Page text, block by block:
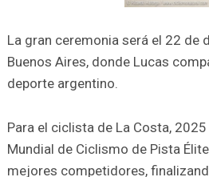
La gran ceremonia será el 22 de
Buenos Aires, donde Lucas
deporte argentino.
Para el ciclista de La Costa,
Mundial de Ciclismo de Pista
mejores competidores,